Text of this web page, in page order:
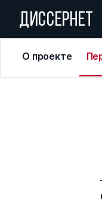
ДИССЕРНЕТ
О проекте